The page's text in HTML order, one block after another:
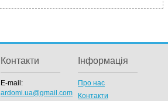
Контакти
E-mail:
ardomi.ua@gmail.com
Інформація
Про нас
Контакти